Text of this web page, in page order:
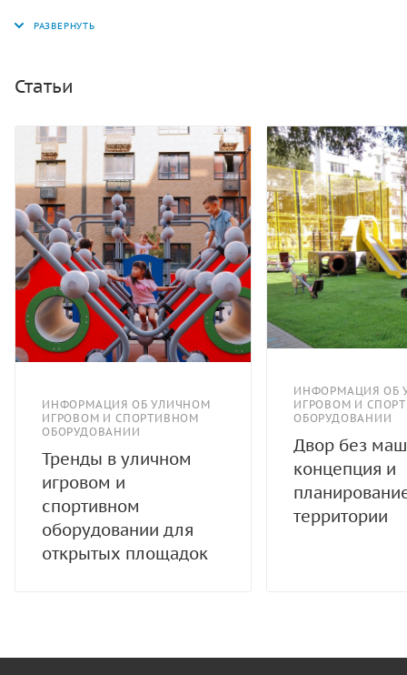
соединенных переходами, а также горку и
установлены ограждения. Они предотвращают
элементы снабжены защитными пластиковыми
заглушками для предотвращения травм. Все
крепежные элементы выполнены из
антикоррозионных материалов. Металлические части
окрашены полимерной порошковой эмалью, а
фанерные элементы — краской на основе акрилата.
Поэтому комплекс устойчив к погодным условиям и
износу.
Статьи
ИНФОРМАЦИЯ ОБ УЛИЧНОМ
ИГРОВОМ И СПОРТИВНОМ
ОБОРУДОВАНИИ
Тренды в уличном
игровом и
спортивном
оборудовании для
открытых площадок
ИНФОРМАЦИЯ ОБ
ИГРОВОМ И
ОБОРУДОВАНИИ
Двор без
концепция и
территории